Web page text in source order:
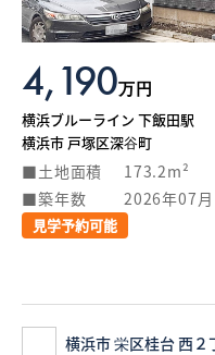
4,190万円
横浜ブルーライン 下飯田駅
横浜市 戸塚区深谷町
土地面積 173.2m²
築年数
2026年07月
見学予約可能
横浜市 栄区桂台 西２